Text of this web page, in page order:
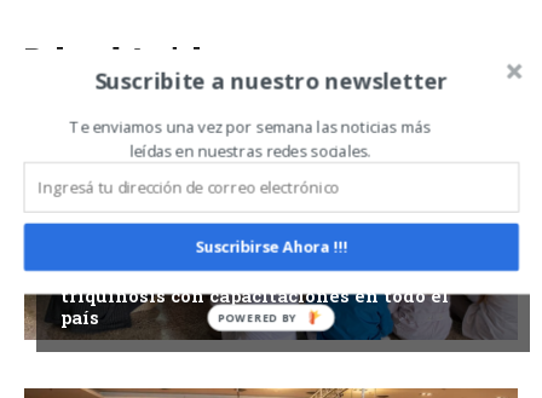
Related Articles
ACTUALIDAD
SENASA refuerza la prevención de la
triquinosis con capacitaciones en todo el
país
Suscribite a nuestro newsletter
Te enviamos una vez por semana las noticias más
leídas en nuestras redes sociales.
Suscribirse Ahora !!!